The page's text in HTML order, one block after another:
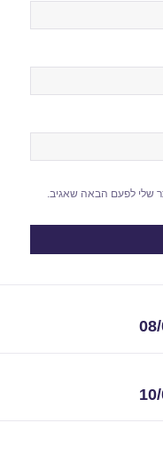
שלי לפעם הבאה שאגיב.